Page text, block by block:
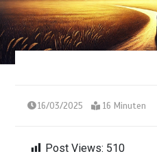
16/03/2025 16 Minuten
Post Views: 510